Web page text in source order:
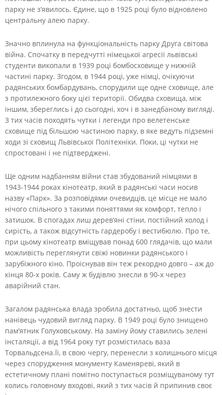
парку не з’явилось. Єдине, що в 1925 році було відновлено
центральну алею парку.
Значно вплинула на функціональність парку Друга світова
війна. Спочатку в передчутті німецької агресії львівські
студенти викопали в 1939 році бомбосховище у нижній
частині парку. Згодом, в 1944 році, уже німці, очікуючи
радянських бомбардувань, спорудили ще одне сховище, але
з протилежного боку цієї території. Обидва сховища, між
іншим, збереглись і до сьогодні, хоч і в занедбаному вигляді.
З тих часів походять чутки і легенди про велетенське
сховище під більшою частиною парку, в яке ведуть підземні
ходи зі сховищ Львівської Політехніки. Поки, ці чутки не
спростовані і не підтверджені.
Ще одним надбанням війни став збудований німцями в
1943-1944 роках кінотеатр, який в радянські часи носив
назву «Парк». За розповідями очевидців, це місце не мало
нічого спільного з такими поняттями як комфорт, тепло і
затишок. В спогадах лиш дерев’яні стіни, постійний холод і
сирість, а також відсутність гардеробу і вестибюлю. Про те,
при цьому кінотеатр вміщував понад 600 глядачів, що мали
можливість переглянути свіжі новинки радянського і
зарубіжного кіно. Проіснував він теж рекордно довго – аж до
кінця 80-х років. Саму ж будівлю знесли в 90-х через
аварійний стан.
Загалом радянська влада зробила достатньо, щоб знести
нанівець чудовий вигляд парку. В 1949 році було знищено
пам’ятник Голуховському. На заміну йому ставились зелені
інсталяції, а від 1964 року тут розмістилась ваза
Торвальдсена.Її, в свою чергу, перенесли з колишнього місця
через спорудження монументу Каменяреві, який в
естетичному плані помітно поступається розміщуваному тут
колись головному входові, який з тих часів й припинив своє